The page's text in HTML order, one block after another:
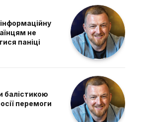
не
паніці
балістикою
перемоги